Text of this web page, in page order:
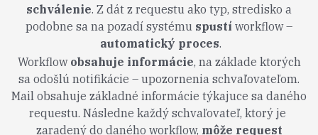
schválenie. Z dát z requestu ako typ, stredisko a
podobne sa na pozadí systému spustí workflow –
automatický proces.
Workflow obsahuje informácie, na základe ktorých
sa odošlú notifikácie – upozornenia schvaľovateľom.
Mail obsahuje základné informácie týkajuce sa daného
requestu. Následne každý schvaľovateľ, ktorý je
zaradený do daného workflow, môže request